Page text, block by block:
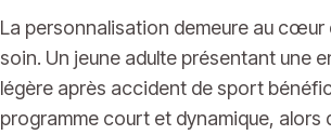
La personnalisation demeure au cœur
soin. Un jeune adulte présentant une
légère après accident de sport
programme court et dynamique, alors